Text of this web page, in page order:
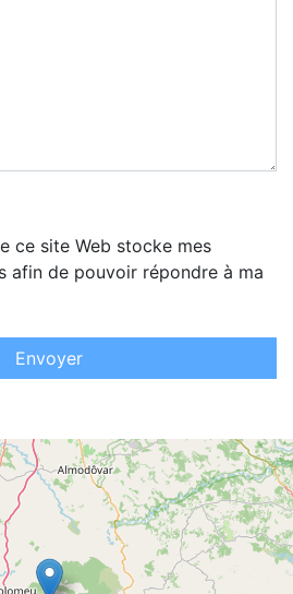
ce site Web stocke mes
afin de pouvoir répondre à ma
Envoyer